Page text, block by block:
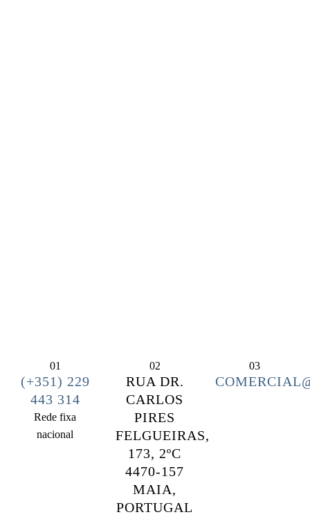
01
(+351) 229
443 314
Rede fixa
nacional
02
RUA DR.
CARLOS
PIRES
FELGUEIRAS,
173, 2ºC
4470-157
MAIA,
PORTUGAL
03